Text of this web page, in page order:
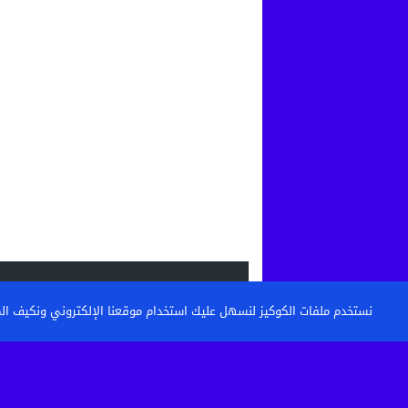
القنيطرة: تكوين حراس الأمن وأعوان
خطوة نحو مستشفى أكثر...
نستخدم ملفات الكوكيز لنسهل عليك استخدام موقعنا الإلكتروني ونكيف